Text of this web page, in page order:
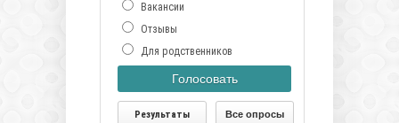
Вакансии
Отзывы
Для родственников
Голосовать
Результаты Все опросы